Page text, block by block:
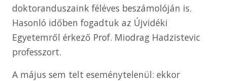
doktoranduszaink féléves beszámolóján is.
Hasonló időben fogadtuk az Újvidéki
Egyetemről érkező Prof. Miodrag Hadzistevic
professzort.
A május sem telt eseménytelenül: ekkor